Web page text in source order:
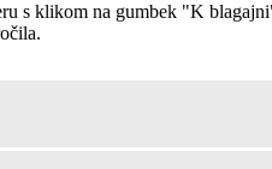
s klikom na gumbek "K